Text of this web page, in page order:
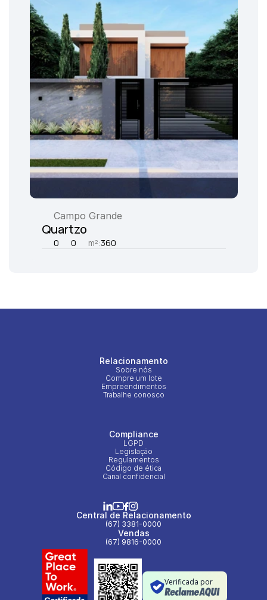
Campo Grande
Quartzo
0 0 m²:360
Relacionamento
Sobre nós
Compre um lote
Empreendimentos
Trabalhe conosco
Compliance
LGPD
Legislação
Regulamentos
Código de ética
Canal confidencial
Central de Relacionamento
(67) 3381-0000
Vendas
(67) 9816-0000